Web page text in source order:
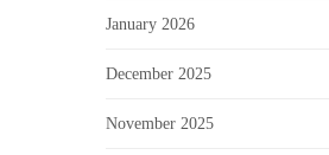
January 2026
December 2025
November 2025